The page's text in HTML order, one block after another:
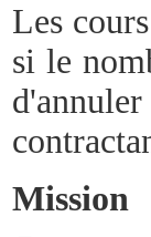
Les
si le
Mission